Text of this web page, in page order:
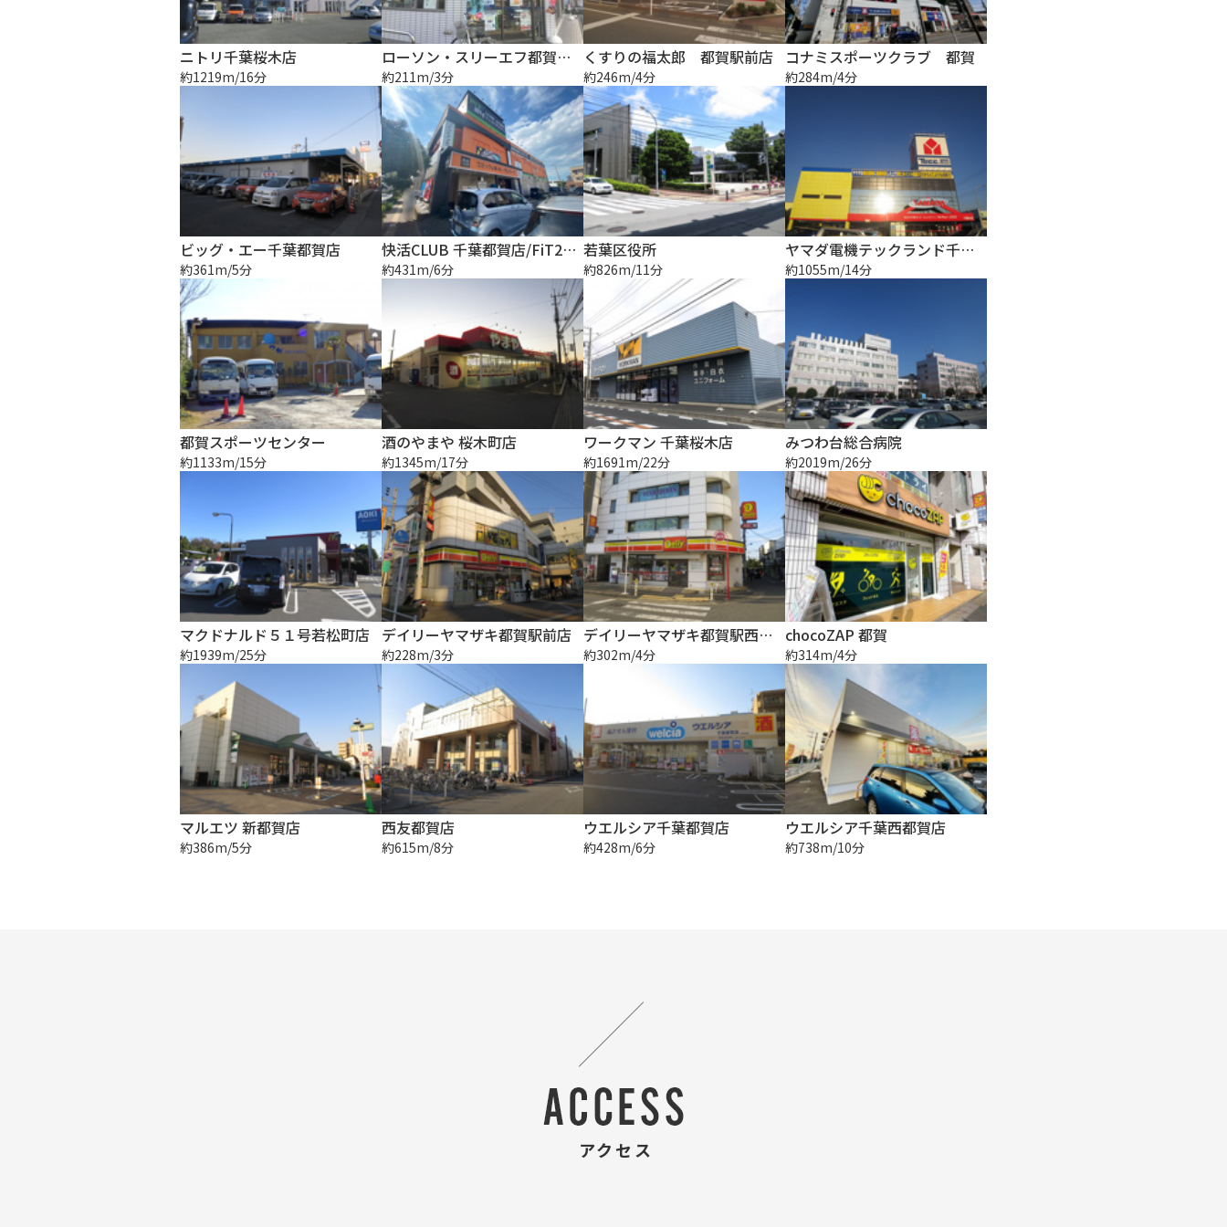
ニトリ千葉桜木店
約1219m/16分
ローソン・スリーエフ都賀駅前店
約211m/3分
くすりの福太郎 都賀駅前店
約246m/4分
コナミスポーツクラブ 都賀
約284m/4分
ビッグ・エー千葉都賀店
約361m/5分
快活CLUB 千葉都賀店/FiT24 千葉都賀店
約431m/6分
若葉区役所
約826m/11分
ヤマダ電機テックランド千葉本店
約1055m/14分
都賀スポーツセンター
約1133m/15分
酒のやまや 桜木町店
約1345m/17分
ワークマン 千葉桜木店
約1691m/22分
みつわ台総合病院
約2019m/26分
マクドナルド５１号若松町店
約1939m/25分
デイリーヤマザキ都賀駅前店
約228m/3分
デイリーヤマザキ都賀駅西口店
約302m/4分
chocoZAP 都賀
約314m/4分
マルエツ 新都賀店
約386m/5分
西友都賀店
約615m/8分
ウエルシア千葉都賀店
約428m/6分
ウエルシア千葉西都賀店
約738m/10分
アクセス